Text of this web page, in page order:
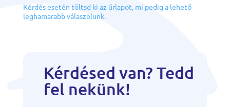
Kérdés esetén töltsd ki az űrlapot, mi pedig a lehető
leghamarabb válaszolunk.
Kérdésed van? Tedd
fel nekünk!